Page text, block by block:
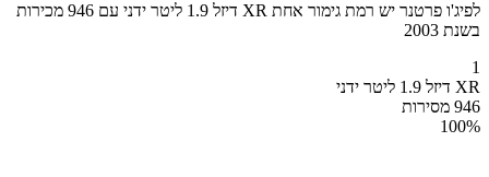
לפיג'ו פרטנר יש רמת גימור אחת XR דיזל 1.9 ליטר ידני עם 946 מכירות
בשנת 2003
1
XR דיזל 1.9 ליטר ידני
946 מסירות
100%